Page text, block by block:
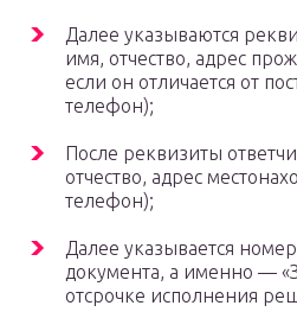
Далее указываются
имя, отчество, адрес
если он отличается от
телефон);
После реквизиты
отчество, адрес
телефон);
Далее указывается
документа, а именно —
отсрочке исполнения